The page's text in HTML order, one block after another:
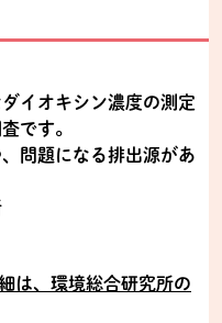
イオキシン濃度の測定
です。
問題になる排出源があ
は、環境総合研究所の